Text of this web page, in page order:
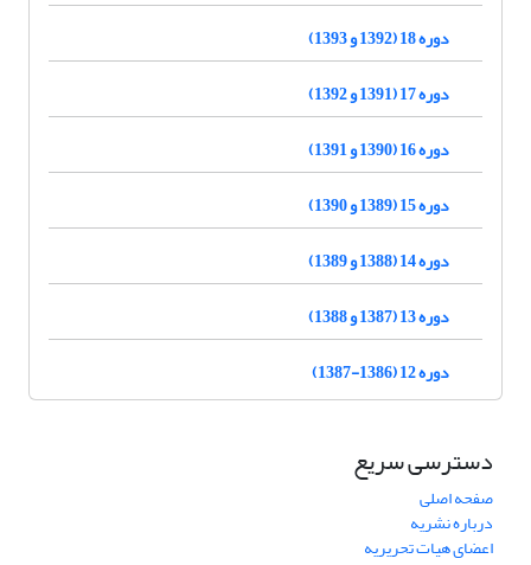
دوره 18 (1392 و 1393)
دوره 17 (1391 و 1392)
دوره 16 (1390 و 1391)
دوره 15 (1389 و 1390)
دوره 14 (1388 و 1389)
دوره 13 (1387 و 1388)
دوره 12 (1386-1387)
دسترسی سریع
صفحه اصلی
درباره نشریه
اعضای هیات تحریریه